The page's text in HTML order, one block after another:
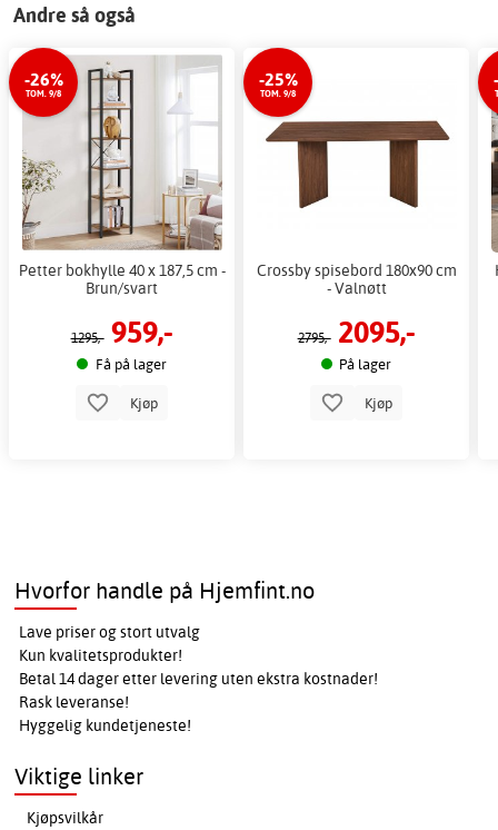
Andre så også
-26%
TOM. 9/8
Petter bokhylle 40 x 187,5 cm -
Brun/svart
1295,- 959,-
Få på lager
Kjøp
-25%
TOM. 9/8
Crossby spisebord 180x90 cm
- Valnøtt
2795,- 2095,-
På lager
Kjøp
Hvorfor handle på Hjemfint.no
Lave priser og stort utvalg
Kun kvalitetsprodukter!
Betal 14 dager etter levering uten ekstra kostnader!
Rask leveranse!
Hyggelig kundetjeneste!
Viktige linker
Kjøpsvilkår